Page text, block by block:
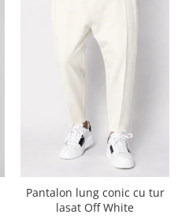
Pantalon lung conic cu tur
lasat Off White